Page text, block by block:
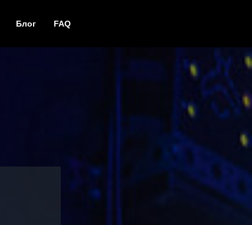
Блог FAQ